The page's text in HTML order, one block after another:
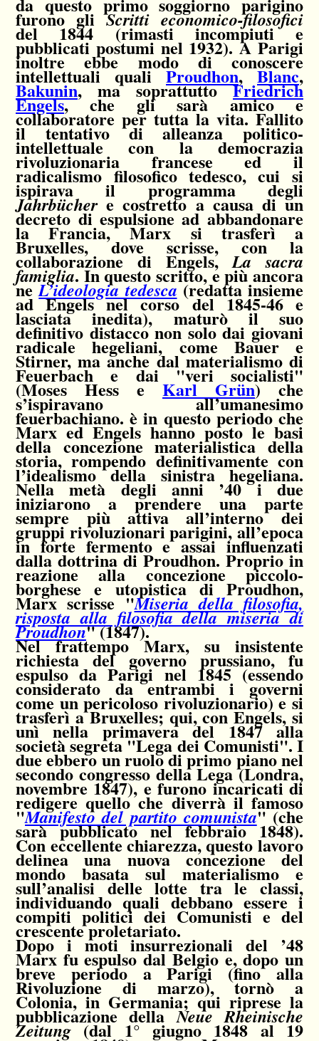
furono gliScritti economico-filosofici
del 1844 (rimasti incompiuti e
pubblicati postumi nel 1932). A Parigi
inoltre ebbe modo di conoscere
intellettuali qualiProudhon,Blanc,
Bakunin, ma soprattuttoFriedrich
Engels, che gli sarà amico e
collaboratore per tutta la vita. Fallito
il tentativo di alleanza politico-
intellettuale con la democrazia
rivoluzionaria francese ed il
radicalismo filosofico tedesco, cui si
ispirava il programma degli
Jahrbüchere costretto a causa di un
decreto di espulsione ad abbandonare
la Francia, Marx si trasferì a
Bruxelles, dove scrisse, con la
collaborazione di Engels,La sacra
famiglia. In questo scritto, e più ancora
neL’ideologia tedesca(redatta insieme
ad Engels nel corso del 1845-46 e
lasciata inedita), maturò il suo
definitivo distacco non solo dai giovani
radicale hegeliani, come Bauer e
Stirner, ma anche dal materialismo di
Feuerbach e dai "veri socialisti"
(Moses Hess eKarl Grün) che
s’ispiravano all’umanesimo
feuerbachiano. è in questo periodo che
Marx ed Engels hanno posto le basi
della concezione materialistica della
storia, rompendo definitivamente con
l’idealismo della sinistra hegeliana.
Nella metà degli anni ’40 i due
iniziarono a prendere una parte
sempre più attiva all’interno dei
gruppi rivoluzionari parigini, all’epoca
in forte fermento e assai influenzati
dalla dottrina di Proudhon. Proprio in
reazione alla concezione piccolo-
borghese e utopistica di Proudhon,
Marx scrisse "Miseria della filosofia,
risposta alla filosofia della miseria di
Proudhon" (1847).
Nel frattempo Marx, su insistente
richiesta del governo prussiano, fu
espulso da Parigi nel 1845 (essendo
considerato da entrambi i governi
come un pericoloso rivoluzionario) e si
trasferì a Bruxelles; qui, con Engels, si
unì nella primavera del 1847 alla
società segreta "Lega dei Comunisti". I
due ebbero un ruolo di primo piano nel
secondo congresso della Lega (Londra,
novembre 1847), e furono incaricati di
redigere quello che diverrà il famoso
"Manifesto del partito comunista" (che
sarà pubblicato nel febbraio 1848).
Con eccellente chiarezza, questo lavoro
delinea una nuova concezione del
mondo basata sul materialismo e
sull’analisi delle lotte tra le classi,
individuando quali debbano essere i
compiti politici dei Comunisti e del
crescente proletariato.
Dopo i moti insurrezionali del ’48
Marx fu espulso dal Belgio e, dopo un
breve periodo a Parigi (fino alla
Rivoluzione di marzo), tornò a
Colonia, in Germania; qui riprese la
pubblicazione dellaNeue Rheinische
Zeitung(dal 1° giugno 1848 al 19